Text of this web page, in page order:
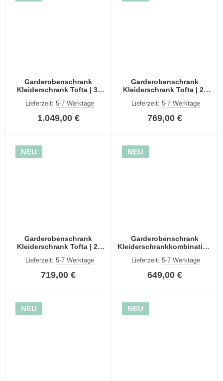
Garderobenschrank
Kleiderschrank Tofta | 3-
Lieferzeit: 5-7 Werktage
1.049,00 €
Garderobenschrank
Kleiderschrank Tofta | 2-
Lieferzeit:5-7 Werktage
769,00 €
NEU
Garderobenschrank
Kleiderschrank Tofta | 2-
Lieferzeit: 5-7 Werktage
719,00 €
NEU
Garderobenschrank
Kleiderschrankkombination
Lieferzeit:5-7 Werktage
649,00 €
NEU NEU